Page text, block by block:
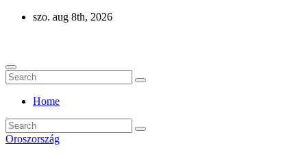
Skip
szo. aug 8th, 2026
Home
Oroszország